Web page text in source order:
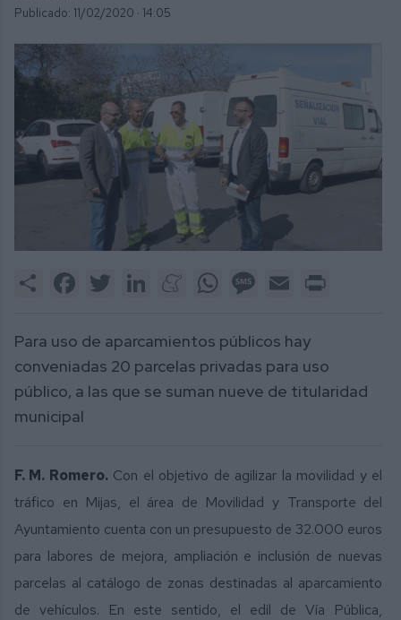
Publicado: 11/02/2020 · 14:05
Share FacebookTwitter LinkedInMeneameWhatsAppMessage
Email
Para uso de aparcamientos públicos hay
conveniadas 20 parcelas privadas para uso
público, a las que se suman nueve de titularidad
municipal
F. M. Romero.Con el objetivo de agilizar la movilidad y el
tráfico en Mijas, el área de Movilidad y Transporte del
Ayuntamiento cuenta con un presupuesto de 32.000 euros
para labores de mejora, ampliación e inclusión de nuevas
parcelas al catálogo de zonas destinadas al aparcamiento
de vehículos. En este sentido, el edil de Vía Pública,